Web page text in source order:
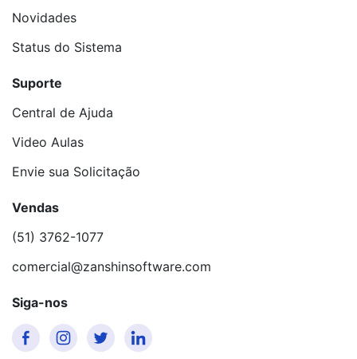
Novidades
Status do Sistema
Suporte
Central de Ajuda
Video Aulas
Envie sua Solicitação
Vendas
(51) 3762-1077
comercial@zanshinsoftware.com
Siga-nos